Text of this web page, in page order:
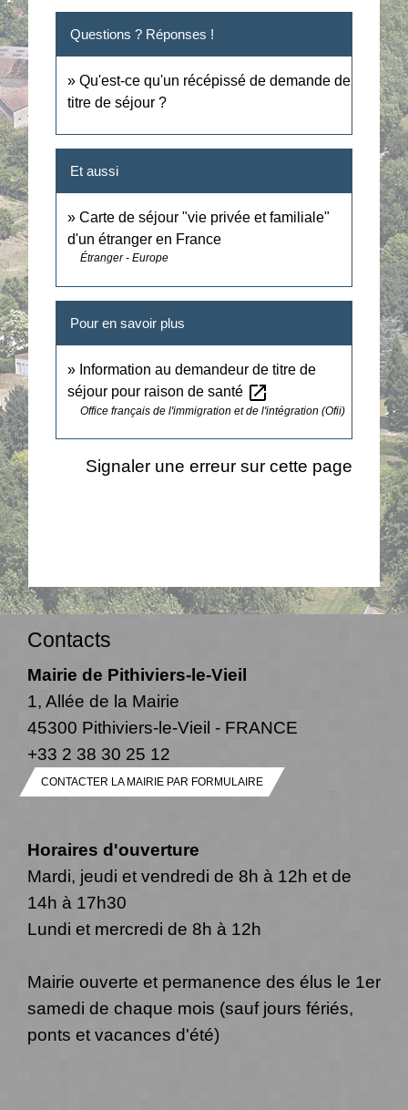
Questions ? Réponses !
Qu'est-ce qu'un récépissé de demande de
titre de séjour ?
Et aussi
Carte de séjour "vie privée et familiale"
d'un étranger en France
Étranger - Europe
Pour en savoir plus
Information au demandeur de titre de
séjour pour raison de santé open_in_new
Office français de l'immigration et de l'intégration (Ofii)
Signaler une erreur sur cette page
Contacts
Mairie de Pithiviers-le-Vieil
1, Allée de la Mairie
45300 Pithiviers-le-Vieil - FRANCE
+33 2 38 30 25 12
CONTACTER LA MAIRIE PAR FORMULAIRE
Horaires d'ouverture
Mardi, jeudi et vendredi de 8h à 12h et de
14h à 17h30
Lundi et mercredi de 8h à 12h
Mairie ouverte et permanence des élus le 1er
samedi de chaque mois (sauf jours fériés,
ponts et vacances d'été)